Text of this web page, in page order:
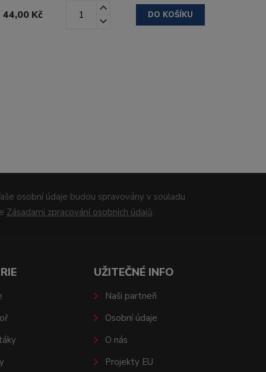
44,00 Kč DO KOŠÍKU
osobní údaje budou spravovány v souladu
Zásadami zpracování osobních údajů.
UŽITEČNÉ INFO
Naši partneři
Osobní údaje
O nás
Projekty EU